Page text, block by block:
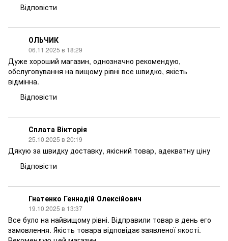
Відповісти
ОЛЬЧИК
06.11.2025 в 18:29
Дуже хороший магазин, однозначно рекомендую,
обслуговування на вищому рівні все швидко, якість
відмінна.
Відповісти
Сплата Вікторія
25.10.2025 в 20:19
Дякую за швидку доставку, якісний товар, адекватну ціну
Відповісти
Гнатенко Геннадій Олексійович
19.10.2025 в 13:37
Все було на найвищому рівні. Відправили товар в день его
замовлення. Якість товара відповідає заявленої якості.